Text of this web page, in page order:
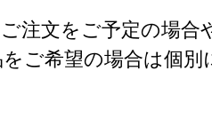
注文をご予定の場合
ご希望の場合は個別